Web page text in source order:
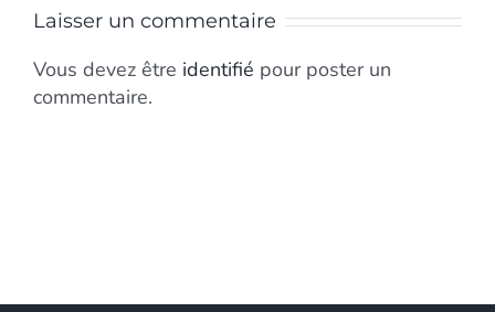
Laisser un commentaire
Vous devez être identifié pour poster un
commentaire.